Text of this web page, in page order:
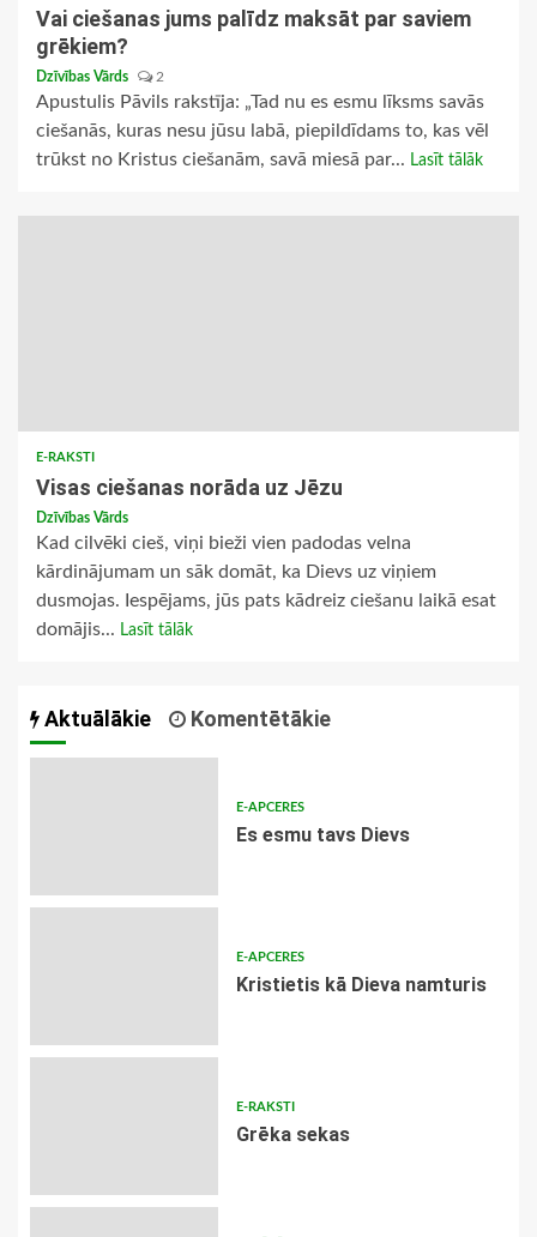
Vai ciešanas jums palīdz maksāt par saviem
grēkiem?
Dzīvības Vārds 2
Apustulis Pāvils rakstīja: „Tad nu es esmu līksms savās
ciešanās, kuras nesu jūsu labā, piepildīdams to, kas vēl
trūkst no Kristus ciešanām, savā miesā par... Lasīt tālāk
E-RAKSTI
Visas ciešanas norāda uz Jēzu
Dzīvības Vārds
Kad cilvēki cieš, viņi bieži vien padodas velna
kārdinājumam un sāk domāt, ka Dievs uz viņiem
dusmojas. Iespējams, jūs pats kādreiz ciešanu laikā esat
domājis... Lasīt tālāk
Aktuālākie Komentētākie
E-APCERES
Es esmu tavs Dievs
E-APCERES
Kristietis kā Dieva namturis
E-RAKSTI
Grēka sekas